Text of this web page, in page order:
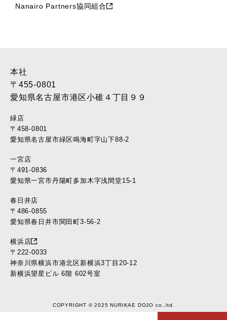
Nanairo Partners協同組合
本社
〒455-0801
愛知県名古屋市港区小碓４丁目９９
緑店
〒458-0801
愛知県名古屋市緑区鳴海町字山下88-2
一宮店
〒491-0836
愛知県一宮市丹陽町多加木字浅間堂15-1
春日井店
〒486-0855
愛知県春日井市関田町3-56-2
横浜店
〒222-0033
神奈川県横浜市港北区新横浜3丁目20-12
新横浜望星ビル 6階 602号室
COPYRIGHT © 2025 NURIKAE DOJO co.,ltd.